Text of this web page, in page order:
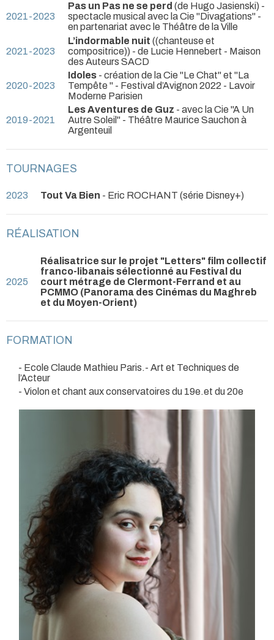
2021-2023
Pas un Pas ne se perd (de Hugo Jasienski) -
spectacle musical avec la Cie "Divagations" -
en partenariat avec le Théâtre de la Ville
2021-2023
L’indormable nuit ((chanteuse et
compositrice)) - de Lucie Hennebert - Maison
des Auteurs SACD
2020-2023
Idoles - création de la Cie "Le Chat" et "La
Tempête " - Festival d’Avignon 2022 - Lavoir
Moderne Parisien
2019-2021
Les Aventures de Guz - avec la Cie "A Un
Autre Soleil" - Théâtre Maurice Sauchon à
Argenteuil
TOURNAGES
2023 Tout Va Bien - Eric ROCHANT (série Disney+)
RÉALISATION
2025
Réalisatrice sur le projet "Letters" film collectif
franco-libanais sélectionné au Festival du
court métrage de Clermont-Ferrand et au
PCMMO (Panorama des Cinémas du Maghreb
et du Moyen-Orient)
FORMATION
- Ecole Claude Mathieu Paris.- Art et Techniques de
l’Acteur
- Violon et chant aux conservatoires du 19e.et du 20e